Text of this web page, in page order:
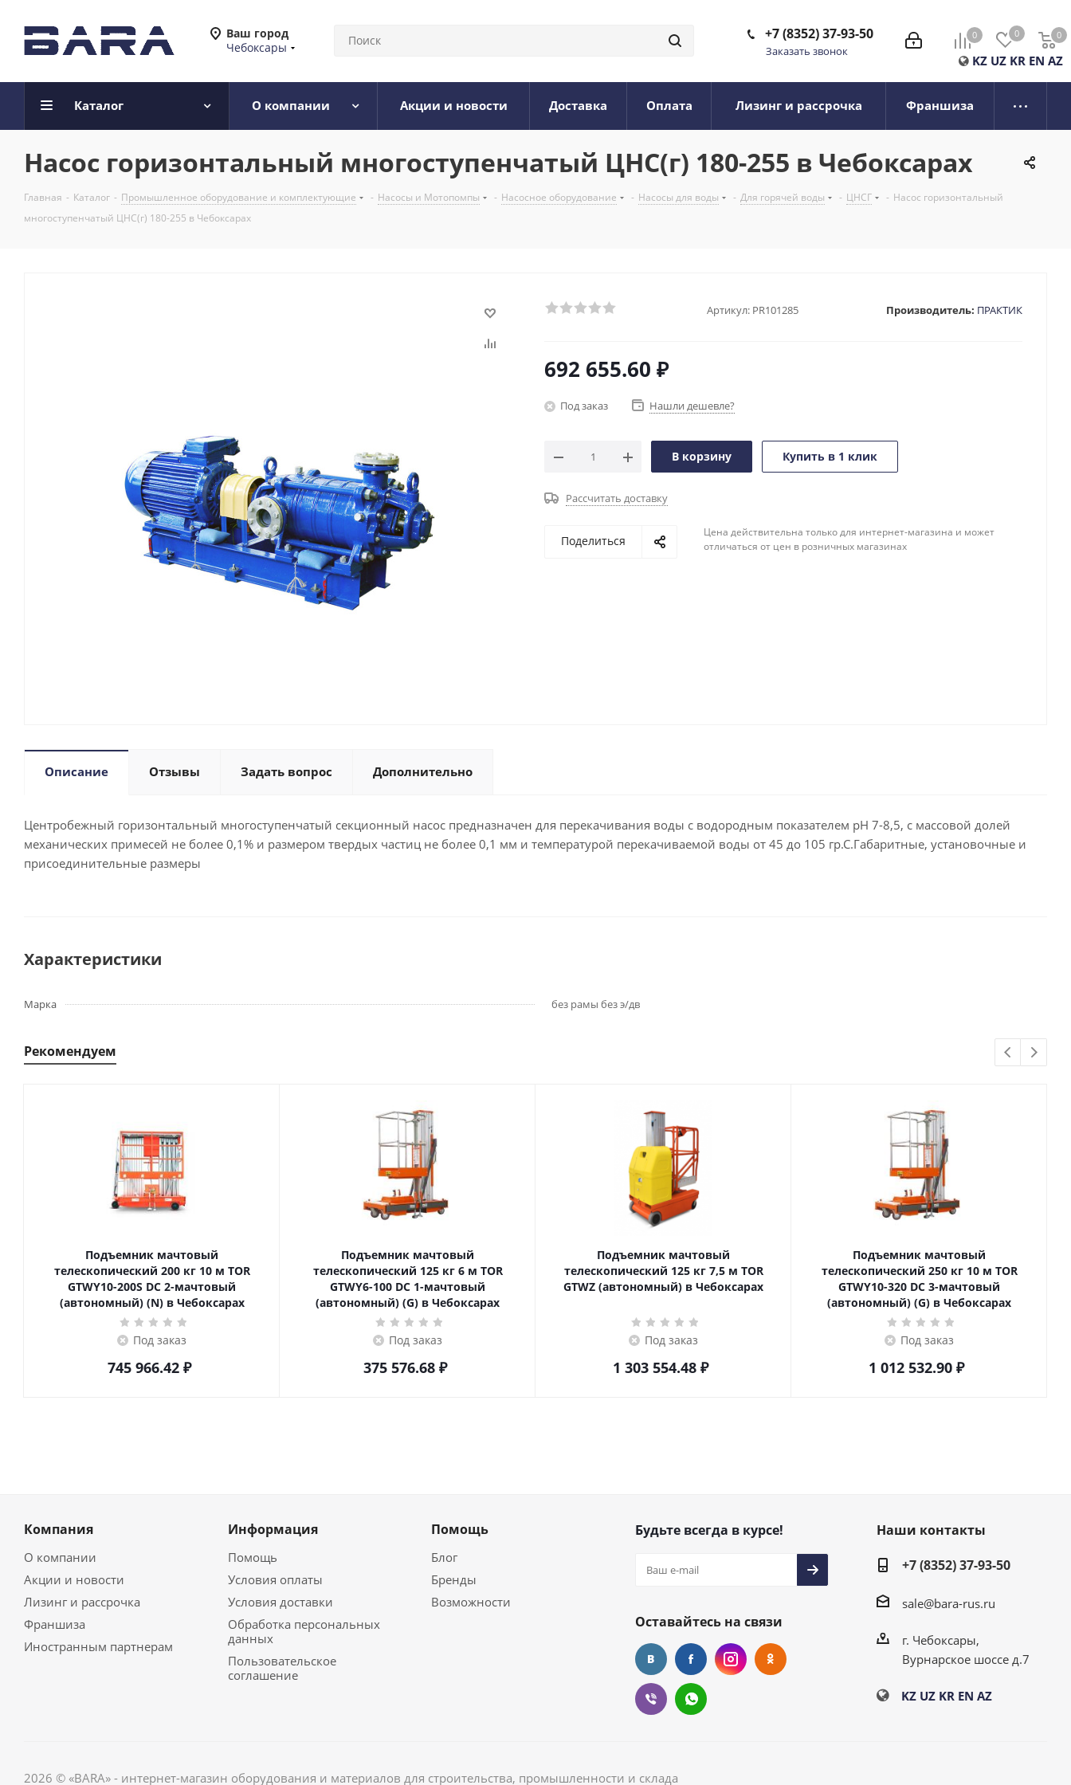
Ваш город
Чебоксары
0 0 0
0
KZ UZ KR EN AZ
+7 (8352) 37-93-50
Заказать звонок
Каталог О компании Акции и новости Доставка Оплата Лизинг и рассрочка Франшиза
Насос горизонтальный многоступенчатый ЦНС(г) 180-255 в Чебоксарах
Главная - Каталог - Промышленное оборудование и комплектующие - Насосы и Мотопомпы - Насосное оборудование - Насосы для воды - Для горячей воды - ЦНСГ - Насос горизонтальный
многоступенчатый ЦНС(г) 180-255 в Чебоксарах
Артикул: PR101285 Производитель: ПРАКТИК
692 655.60 ₽
Под заказ Нашли дешевле?
В корзину Купить в 1 клик
Рассчитать доставку
Поделиться
Цена действительна только для интернет-магазина и может
отличаться от цен в розничных магазинах
Описание Отзывы Задать вопрос Дополнительно
Центробежный горизонтальный многоступенчатый секционный насос предназначен для перекачивания воды с водородным показателем рН 7-8,5, с массовой долей
механических примесей не более 0,1% и размером твердых частиц не более 0,1 мм и температурой перекачиваемой воды от 45 до 105 гр.С.Габаритные, установочные и
присоединительные размеры
Характеристики
Марка без рамы без э/дв
Рекомендуем
Подъемник мачтовый
телескопический 200 кг 10 м TOR
GTWY10-200S DC 2-мачтовый
(автономный) (N) в Чебоксарах
Под заказ
745 966.42₽
Подъемник мачтовый
телескопический 125 кг 6 м TOR
GTWY6-100 DC 1-мачтовый
(автономный) (G) в Чебоксарах
Под заказ
375 576.68₽
Подъемник мачтовый
телескопический 125 кг 7,5 м TOR
GTWZ (автономный) в Чебоксарах
Под заказ
1 303 554.48 ₽
Подъемник мачтовый
телескопический 250 кг 10 м TOR
GTWY10-320 DC 3-мачтовый
(автономный) (G) в Чебоксарах
Под заказ
1 012 532.90 ₽
Компания
О компании
Акции и новости
Лизинг и рассрочка
Франшиза
Иностранным партнерам
Информация
Помощь
Условия оплаты
Условия доставки
Обработка персональных
данных
Пользовательское
соглашение
Помощь
Блог
Бренды
Возможности
Будьте всегда в курсе!
Оставайтесь на связи
Наши контакты
+7 (8352) 37-93-50
sale@bara-rus.ru
г. Чебоксары,
Вурнарское шоссе д.7
KZ UZ KR EN AZ
2026 © «BARA» - интернет-магазин оборудования и материалов для строительства, промышленности и склада